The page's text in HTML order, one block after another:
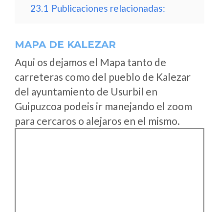
23.1 Publicaciones relacionadas:
MAPA DE KALEZAR
Aqui os dejamos el Mapa tanto de
carreteras como del pueblo de Kalezar
del ayuntamiento de Usurbil en
Guipuzcoa podeis ir manejando el zoom
para cercaros o alejaros en el mismo.